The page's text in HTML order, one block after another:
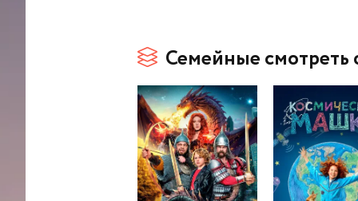
Семейные смотреть